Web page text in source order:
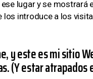
lugar y se mostrará
los introduce a los
y este es mi sitio
(Y estar atrapados